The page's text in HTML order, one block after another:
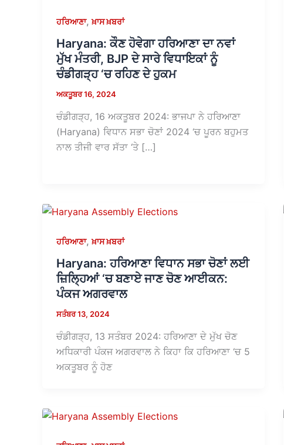
ਹਰਿਆਣਾ,ਖ਼ਾਸ ਖ਼ਬਰਾਂ
Haryana: ਕੌਣ ਹੋਵੇਗਾ ਹਰਿਆਣਾ ਦਾ ਨਵਾਂ
ਮੁੱਖ ਮੰਤਰੀ, BJP ਦੇ ਸਾਰੇ ਵਿਧਾਇਕਾਂ ਨੂੰ
ਚੰਡੀਗੜ੍ਹ ‘ਚ ਰਹਿਣ ਦੇ ਹੁਕਮ
ਅਕਤੂਬਰ 16, 2024
ਚੰਡੀਗੜ੍ਹ, 16 ਅਕਤੂਬਰ 2024: ਭਾਜਪਾ ਨੇ ਹਰਿਆਣਾ
(Haryana) ਵਿਧਾਨ ਸਭਾ ਚੋਣਾਂ 2024 ‘ਚ ਪੂਰਨ ਬਹੁਮਤ
ਨਾਲ ਤੀਜੀ ਵਾਰ ਸੱਤਾ ‘ਤੇ […]
ਹਰਿਆਣਾ,ਖ਼ਾਸ ਖ਼ਬਰਾਂ
Haryana: ਹਰਿਆਣਾ ਵਿਧਾਨ ਸਭਾ ਚੋਣਾਂ ਲਈ
ਜ਼ਿਲ੍ਹਿਆਂ ‘ਚ ਬਣਾਏ ਜਾਣ ਚੋਣ ਆਈਕਨ:
ਪੰਕਜ ਅਗਰਵਾਲ
ਸਤੰਬਰ 13, 2024
ਚੰਡੀਗੜ੍ਹ, 13 ਸਤੰਬਰ 2024: ਹਰਿਆਣਾ ਦੇ ਮੁੱਖ ਚੋਣ
ਅਧਿਕਾਰੀ ਪੰਕਜ ਅਗਰਵਾਲ ਨੇ ਕਿਹਾ ਕਿ ਹਰਿਆਣਾ ‘ਚ 5
ਅਕਤੂਬਰ ਨੂੰ ਹੋਣ